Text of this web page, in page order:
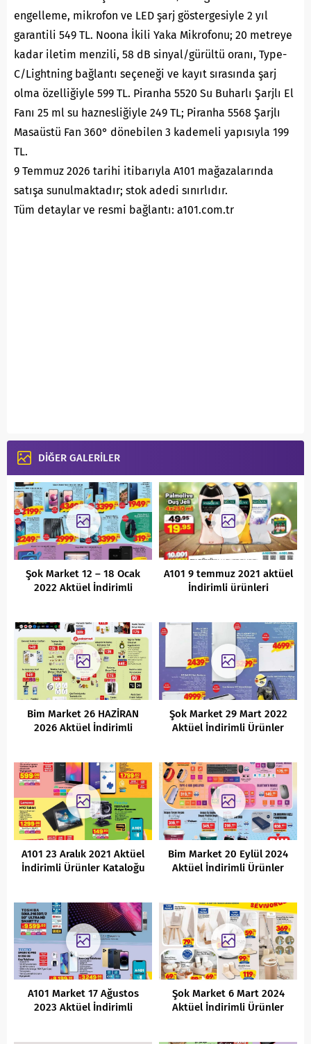
engelleme, mikrofon ve LED şarj göstergesiyle 2 yıl
garantili 549 TL. Noona İkili Yaka Mikrofonu; 20 metreye
kadar iletim menzili, 58 dB sinyal/gürültü oranı, Type-
C/Lightning bağlantı seçeneği ve kayıt sırasında şarj
olma özelliğiyle 599 TL. Piranha 5520 Su Buharlı Şarjlı El
Fanı 25 ml su haznesliğiyle 249 TL; Piranha 5568 Şarjlı
Masaüstü Fan 360° dönebilen 3 kademeli yapısıyla 199
TL.
9 Temmuz 2026 tarihi itibarıyla A101 mağazalarında
satışa sunulmaktadır; stok adedi sınırlıdır.
Tüm detaylar ve resmi bağlantı: a101.com.tr
DİĞER GALERİLER
Şok Market 12 – 18 Ocak
2022 Aktüel İndirimli
A101 9 temmuz 2021 aktüel
İndirimli ürünleri
Bim Market 26 HAZİRAN
2026 Aktüel İndirimli
Şok Market 29 Mart 2022
Aktüel İndirimli Ürünler
A101 23 Aralık 2021 Aktüel
İndirimli Ürünler Kataloğu
Bim Market 20 Eylül 2024
Aktüel İndirimli Ürünler
A101 Market 17 Ağustos
2023 Aktüel İndirimli
Şok Market 6 Mart 2024
Aktüel İndirimli Ürünler